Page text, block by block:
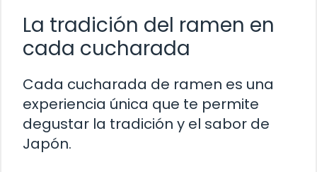
La tradición del ramen en
cada cucharada
Cada cucharada de ramen es una
experiencia única que te permite
degustar la tradición y el sabor de
Japón.